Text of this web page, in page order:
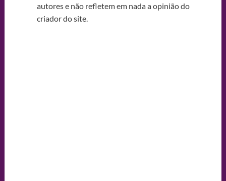
autores e não refletem em nada a opinião do
criador do site.